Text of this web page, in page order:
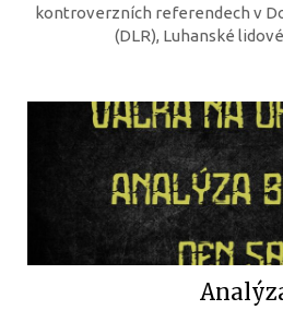
kontroverzních referendech v
(DLR), Luhanské